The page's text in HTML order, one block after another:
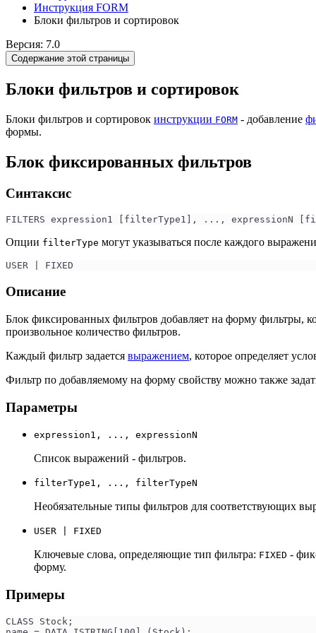
Инструкция FORM
Блоки фильтров и сортировок
Версия: 7.0
Содержание этой страницы
Блоки фильтров и сортировок
Блоки фильтров и сортировок инструкции FORM - добавление
формы.
Блок фиксированных фильтров
Синтаксис
FILTERS expression1 [filterType1], ..., expressionN
Опции filterType могут указываться после каждого
USER | FIXED
Описание
Блок фиксированных фильтров добавляет на форму фильтры,
произвольное количество фильтров.
Каждый фильтр задается выражением, которое определяет
Фильтр по добавляемому на форму свойству можно также
Параметры
expression1, ..., expressionN
Список выражений - фильтров.
filterType1, ..., filterTypeN
Необязательные типы фильтров для соответствующих
USER | FIXED
Ключевые слова, определяющие тип фильтра: FIXED -
форму.
Примеры
CLASS Stock;